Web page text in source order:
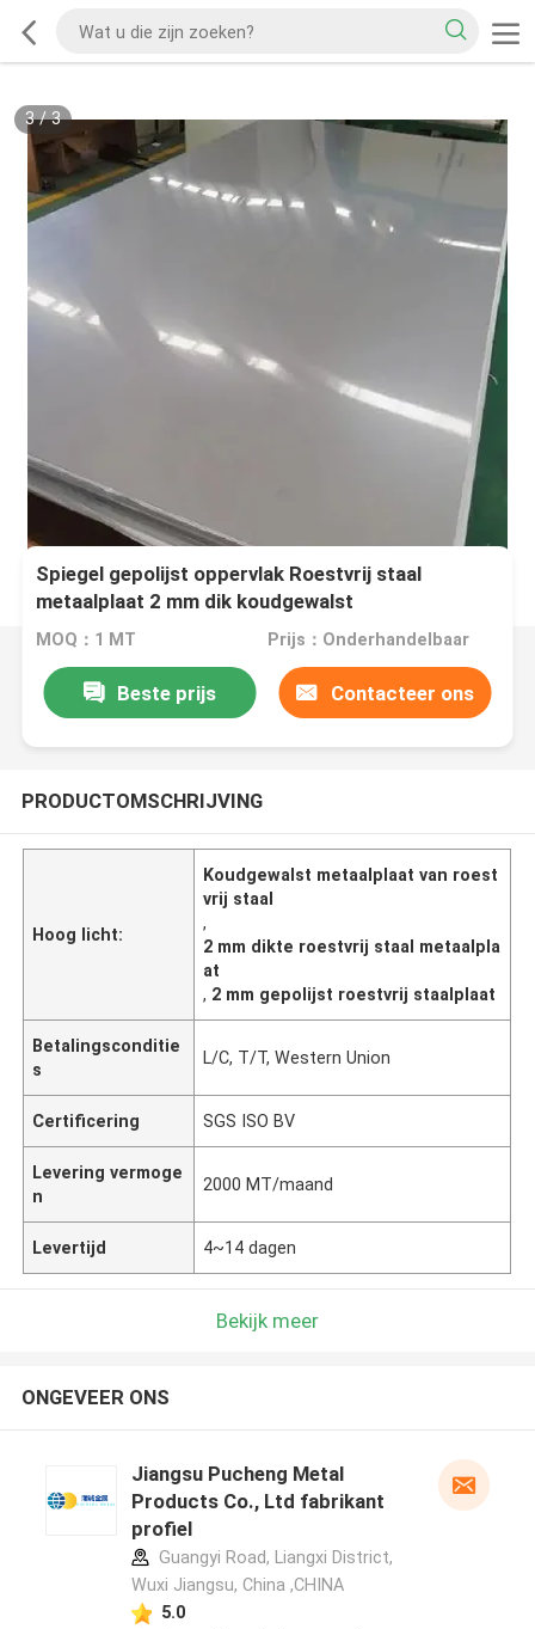
3/3
Spiegel gepolijst oppervlak Roestvrij staal
metaalplaat 2 mm dik koudgewalst
MOQ：1 MT Prijs：Onderhandelbaar
Beste prijs Contacteer ons
PRODUCTOMSCHRIJVING
Hoog licht:
Koudgewalst metaalplaat van roest
vrij staal
,
2 mm dikte roestvrij staal metaalpla
at
, 2 mm gepolijst roestvrij staalplaat
Betalingsconditie
s
L/C, T/T, Western Union
Certificering SGS ISO BV
Levering vermoge
n
2000 MT/maand
Levertijd 4~14 dagen
Bekijk meer
ONGEVEER ONS
Jiangsu Pucheng Metal
Products Co., Ltd fabrikant
profiel
Guangyi Road, Liangxi District,
Wuxi Jiangsu, China ,CHINA
5.0